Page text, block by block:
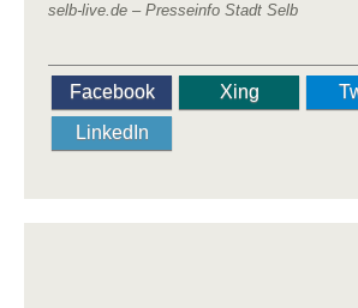
selb-live.de – Presseinfo Stadt Selb
Facebook Xing
LinkedIn